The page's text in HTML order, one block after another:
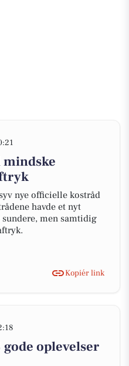
nye officielle kostråd
havde et nyt
men samtidig
Kopiér link
oplevelser